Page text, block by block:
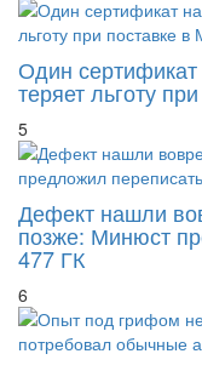
Один сертификат
теряет льготу
5
Дефект нашли
позже: Минюст
477 ГК
6